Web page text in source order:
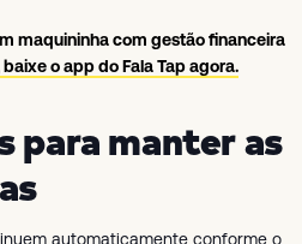
maquininhacom gestão financeira
o app do Fala Tap agora.
para manter as
automaticamente conforme o